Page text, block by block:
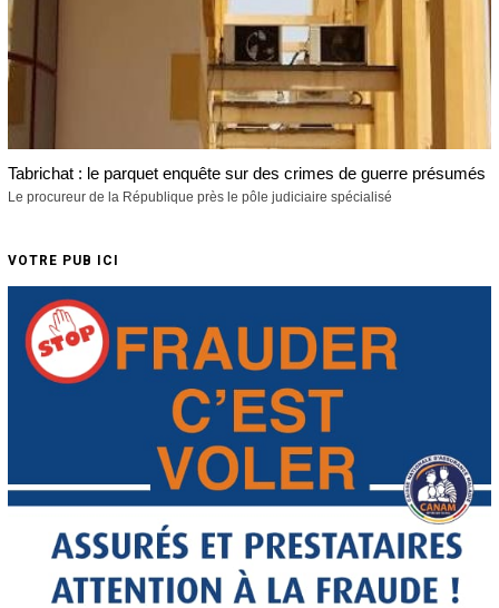
Tabrichat : le parquet enquête sur des crimes de guerre présumés
Le procureur de la République près le pôle judiciaire spécialisé
VOTRE PUB ICI